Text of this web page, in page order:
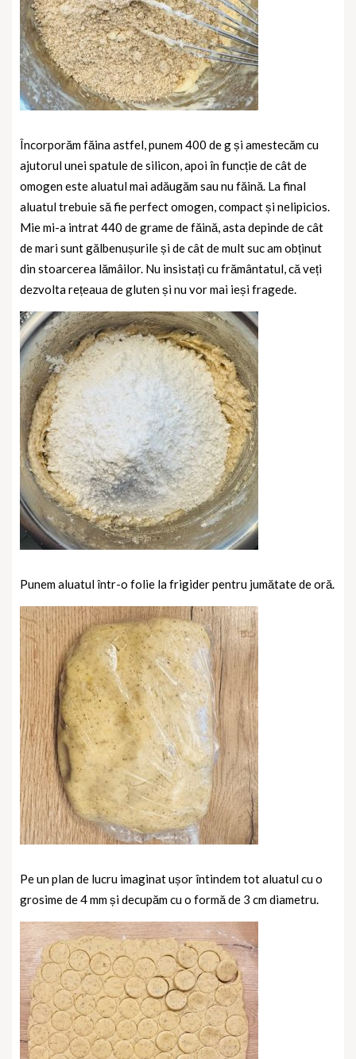
Încorporăm făina astfel, punem 400 de g și amestecăm cu
ajutorul unei spatule de silicon, apoi în funcție de cât de
omogen este aluatul mai adăugăm sau nu făină. La final
aluatul trebuie să fie perfect omogen, compact și nelipicios.
Mie mi-a intrat 440 de grame de făină, asta depinde de cât
de mari sunt gălbenușurile și de cât de mult suc am obținut
din stoarcerea lămâilor. Nu insistați cu frământatul, că veți
dezvolta rețeaua de gluten și nu vor mai ieși fragede.
Punem aluatul într-o folie la frigider pentru jumătate de oră.
Pe un plan de lucru imaginat ușor întindem tot aluatul cu o
grosime de 4 mm și decupăm cu o formă de 3 cm diametru.